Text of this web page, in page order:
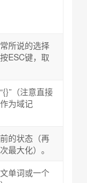
所说的选择
ESC键，取
（注意直接
为域记
的状态（再
最大化）。
单词或一个